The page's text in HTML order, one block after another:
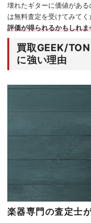
壊れたギターに価値があ
は無料査定を受けてみてく
評価が得られるかもしれま
買取GEEK/
に強い理由
楽器専門の査定士